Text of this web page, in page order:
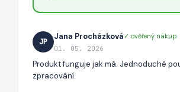
JP
Jana Procházková✓ ověřený nákup
01. 05. 2026
Produkt funguje jak má. Jednoduché
zpracování.